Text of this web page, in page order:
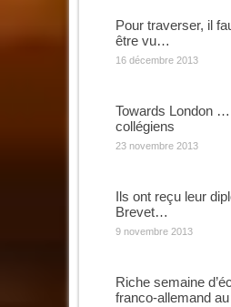
Pour traverser, il
être vu…
16 décembre 2013
Towards London
collégiens
23 novembre 2013
Ils ont reçu leur
Brevet…
9 novembre 2013
Riche semaine
franco-allemand